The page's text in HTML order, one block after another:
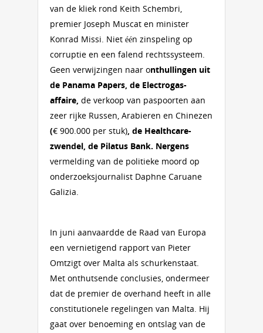
van de kliek rond Keith Schembri,
premier Joseph Muscat en minister
Konrad Missi. Niet één zinspeling op
corruptie en een falend rechtssysteem.
Geen verwijzingen naar onthullingen uit
de Panama Papers, de Electrogas-
affaire, de verkoop van paspoorten aan
zeer rijke Russen, Arabieren en Chinezen
(€ 900.000 per stuk), de Healthcare-
zwendel, de Pilatus Bank. Nergens
vermelding van de politieke moord op
onderzoeksjournalist Daphne Caruane
Galizia.
In juni aanvaardde de Raad van Europa
een vernietigend rapport van Pieter
Omtzigt over Malta als schurkenstaat.
Met onthutsende conclusies, ondermeer
dat de premier de overhand heeft in alle
constitutionele regelingen van Malta. Hij
gaat over benoeming en ontslag van de